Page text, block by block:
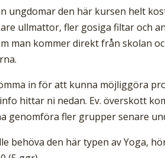
ungdomar den här kursen helt
ullmattor, fler gosiga filtar och
man kommer direkt från skolan
in för att kunna möjliggöra
hittar ni nedan. Ev. överskott
genomföra fler grupper senare
behöva den här typen av Yoga,